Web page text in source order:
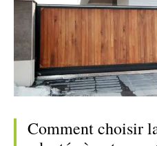
Comment choisir